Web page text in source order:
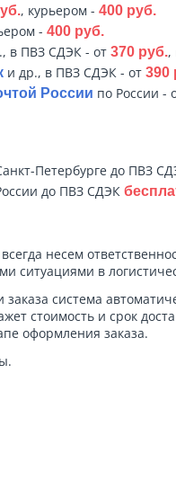
, курьером - 400 руб.
- 400 руб.
в ПВЗ СДЭК - от 370 руб.,
и др., в ПВЗ СДЭК - от 390
России по России -
Петербурге до ПВЗ
до ПВЗ СДЭК
несем
ситуациями в
система
стоимость и срок
оформления заказа.